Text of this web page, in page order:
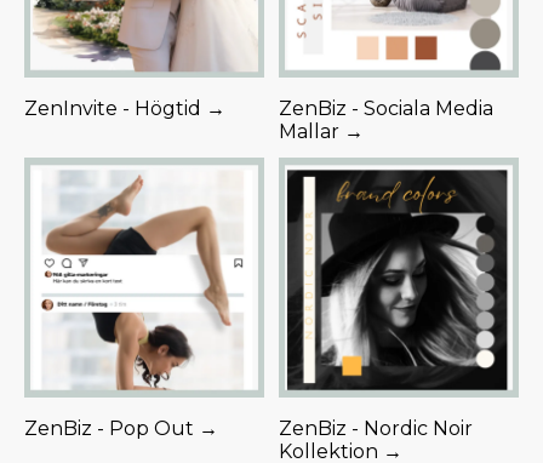
ZenInvite - Högtid →
ZenBiz - Sociala Media
Mallar →
ZenBiz - Pop Out →
ZenBiz - Nordic Noir
Kollektion →